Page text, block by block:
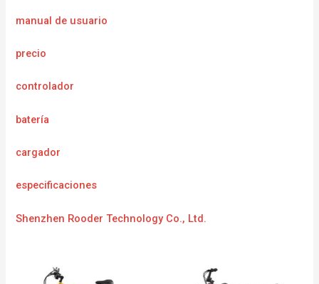
manual de usuario
precio
controlador
batería
cargador
especificaciones
Shenzhen Rooder Technology Co., Ltd.